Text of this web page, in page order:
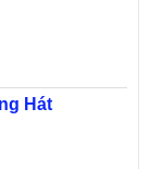
Hát